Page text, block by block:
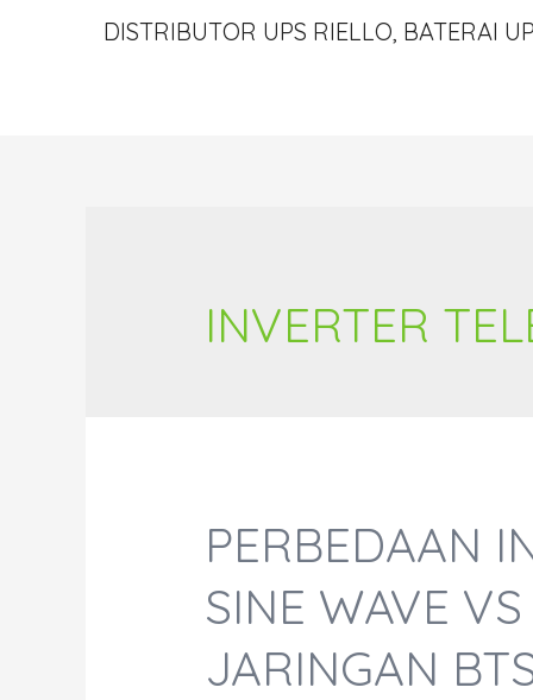
DISTRIBUTOR UPS RIELLO, BATERAI
INVERTER
PERBEDAAN
SINE WAVE
JARINGAN